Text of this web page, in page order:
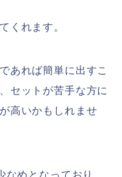
くれます。
あれば簡単に出すこ
セットが苦手な方に
高いかもしれませ